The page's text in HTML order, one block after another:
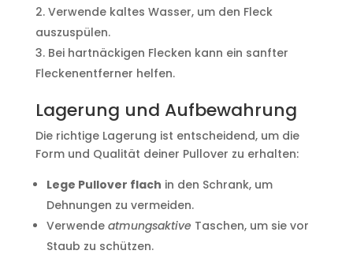
Verwende kaltes Wasser, um den Fleck
auszuspülen.
Bei hartnäckigen Flecken kann ein sanfter
Fleckenentferner helfen.
Lagerung und Aufbewahrung
Die richtige Lagerung ist entscheidend, um die
Form und Qualität deiner Pullover zu erhalten:
Lege Pullover flach in den Schrank, um
Dehnungen zu vermeiden.
Verwende atmungsaktive Taschen, um sie vor
Staub zu schützen.